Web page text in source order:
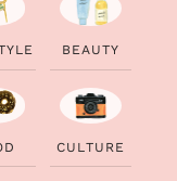
YLE B EAUTY
D CU LTU RE